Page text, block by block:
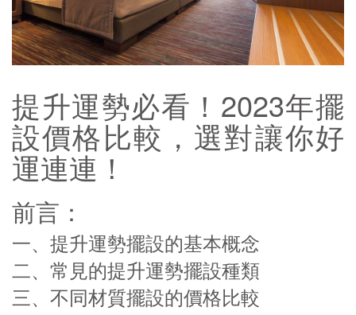
提升運勢必看！2023年擺
設價格比較，選對讓你好
運連連！
前言：
一、提升運勢擺設的基本概念
二、常見的提升運勢擺設種類
三、不同材質擺設的價格比較